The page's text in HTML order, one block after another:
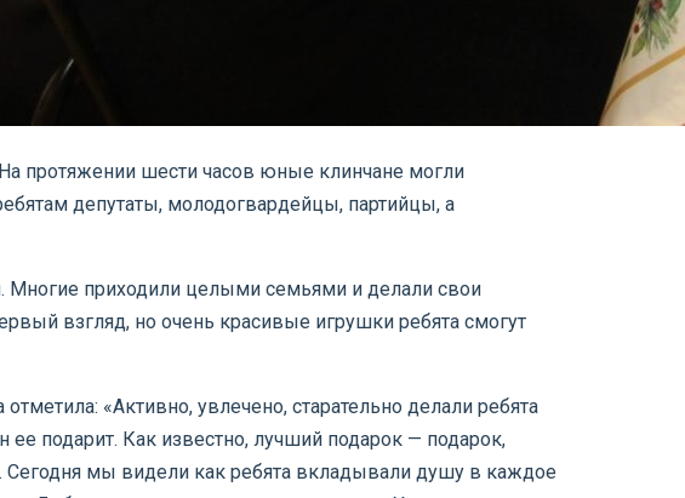
протяжении шести часов юные клинчане могли
депутаты, молодогвардейцы, партийцы, а
Многие приходили целыми семьями и делали свои
взгляд, но очень красивые игрушки ребята смогут
«Активно, увлечено, старательно делали ребята
подарит. Как известно, лучший подарок — подарок,
Сегодня мы видели как ребята вкладывали душу в каждое